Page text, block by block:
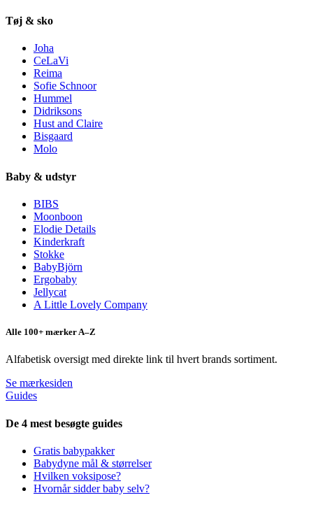
Tøj & sko
Joha
CeLaVi
Reima
Sofie Schnoor
Hummel
Didriksons
Hust and Claire
Bisgaard
Molo
Baby & udstyr
BIBS
Moonboon
Elodie Details
Kinderkraft
Stokke
BabyBjörn
Ergobaby
Jellycat
A Little Lovely Company
Alle 100+ mærker A–Z
Alfabetisk oversigt med direkte link til hvert brands sortiment.
Se mærkesiden
Guides
De 4 mest besøgte guides
Gratis babypakker
Babydyne mål & størrelser
Hvilken voksipose?
Hvornår sidder baby selv?